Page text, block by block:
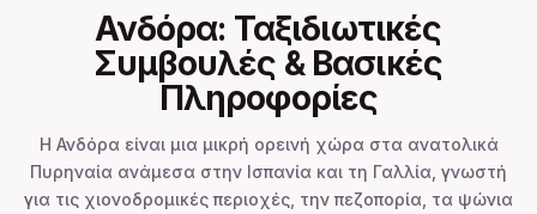
Ανδόρα: Ταξιδιωτικές
Συμβουλές & Βασικές
Πληροφορίες
Η Ανδόρα είναι μια μικρή ορεινή χώρα στα ανατολικά
Πυρηναία ανάμεσα στην Ισπανία και τη Γαλλία, γνωστή
για τις χιονοδρομικές περιοχές, την πεζοπορία, τα ψώνια